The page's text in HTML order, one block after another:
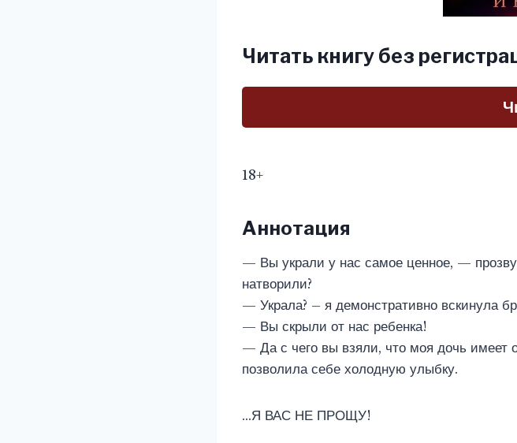
Читать книгу без
18+
Аннотация
— Вы украли у нас самое ценное, —
натворили?
— Украла? – я демонстративно вскинула
— Вы скрыли от нас ребенка!
— Да с чего вы взяли, что моя дочь имеет
позволила себе холодную улыбку.
…Я ВАС НЕ ПРОЩУ!